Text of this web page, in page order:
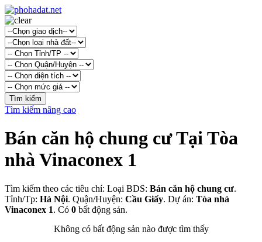
Tìm kiếm nâng cao
Bán căn hộ chung cư Tại Tòa
nhà Vinaconex 1
Tìm kiếm theo các tiêu chí: Loại BDS: Bán căn hộ chung cư.
Tỉnh/Tp: Hà Nội. Quận/Huyện: Cầu Giấy. Dự án: Tòa nhà
Vinaconex 1. Có 0 bất động sản.
Không có bất động sản nào được tìm thấy